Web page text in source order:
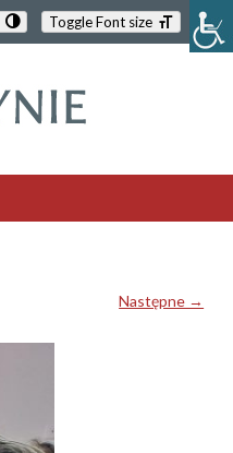
Toggle Font size
Następne →